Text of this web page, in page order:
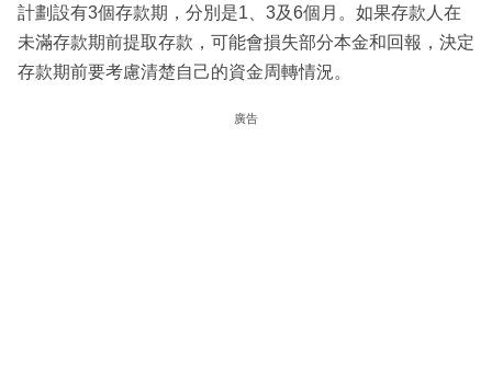
計劃設有3個存款期，分別是1、3及6個月。如果存款人在
未滿存款期前提取存款，可能會損失部分本金和回報，決定
存款期前要考慮清楚自己的資金周轉情況。
廣告